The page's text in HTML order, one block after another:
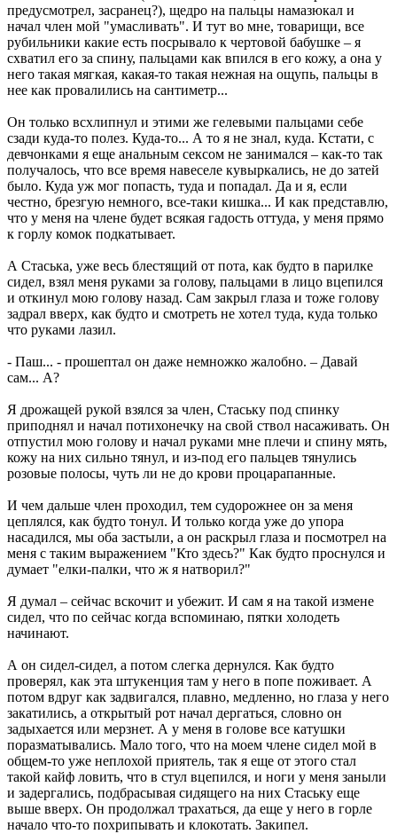
предусмотрел, засранец?), щедро на пальцы намазюкал и
начал член мой "умасливать". И тут во мне, товарищи, все
рубильники какие есть посрывало к чертовой бабушке – я
схватил его за спину, пальцами как впился в его кожу, а она у
него такая мягкая, какая-то такая нежная на ощупь, пальцы в
нее как провалились на сантиметр...
Он только всхлипнул и этими же гелевыми пальцами себе
сзади куда-то полез. Куда-то... А то я не знал, куда. Кстати, с
девчонками я еще анальным сексом не занимался – как-то так
получалось, что все время навеселе кувыркались, не до затей
было. Куда уж мог попасть, туда и попадал. Да и я, если
честно, брезгую немного, все-таки кишка... И как представлю,
что у меня на члене будет всякая гадость оттуда, у меня прямо
к горлу комок подкатывает.
А Стаська, уже весь блестящий от пота, как будто в парилке
сидел, взял меня руками за голову, пальцами в лицо вцепился
и откинул мою голову назад. Сам закрыл глаза и тоже голову
задрал вверх, как будто и смотреть не хотел туда, куда только
что руками лазил.
- Паш... - прошептал он даже немножко жалобно. – Давай
сам... А?
Я дрожащей рукой взялся за член, Стаську под спинку
приподнял и начал потихонечку на свой ствол насаживать. Он
отпустил мою голову и начал руками мне плечи и спину мять,
кожу на них сильно тянул, и из-под его пальцев тянулись
розовые полосы, чуть ли не до крови процарапанные.
И чем дальше член проходил, тем судорожнее он за меня
цеплялся, как будто тонул. И только когда уже до упора
насадился, мы оба застыли, а он раскрыл глаза и посмотрел на
меня с таким выражением "Кто здесь?" Как будто проснулся и
думает "елки-палки, что ж я натворил?"
Я думал – сейчас вскочит и убежит. И сам я на такой измене
сидел, что по сейчас когда вспоминаю, пятки холодеть
начинают.
А он сидел-сидел, а потом слегка дернулся. Как будто
проверял, как эта штукенция там у него в попе поживает. А
потом вдруг как задвигался, плавно, медленно, но глаза у него
закатились, а открытый рот начал дергаться, словно он
задыхается или мерзнет. А у меня в голове все катушки
поразматывались. Мало того, что на моем члене сидел мой в
общем-то уже неплохой приятель, так я еще от этого стал
такой кайф ловить, что в стул вцепился, и ноги у меня заныли
и задергались, подбрасывая сидящего на них Стаську еще
выше вверх. Он продолжал трахаться, да еще у него в горле
начало что-то похрипывать и клокотать. Закипел.